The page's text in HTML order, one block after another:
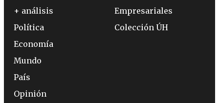
+ análisis
Política
Economía
Mundo
País
Opinión
Empresariales
Colección ÚH